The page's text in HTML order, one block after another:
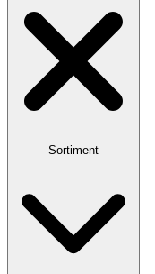
Sortiment